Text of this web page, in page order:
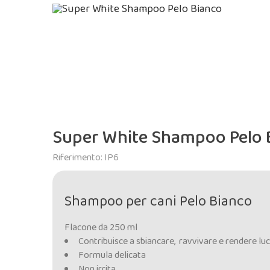
Super White Shampoo Pelo
Riferimento: IP6
Shampoo per cani Pelo Bianco
Flacone da 250 ml
Contribuisce a sbiancare, ravvivare e rendere
Formula delicata